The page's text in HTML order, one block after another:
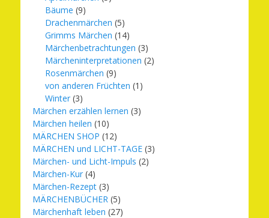
Bäume (9)
Drachenmärchen (5)
Grimms Märchen (14)
Märchenbetrachtungen (3)
Märcheninterpretationen (2)
Rosenmärchen (9)
von anderen Früchten (1)
Winter (3)
Märchen erzählen lernen (3)
Märchen heilen (10)
MÄRCHEN SHOP (12)
MÄRCHEN und LICHT-TAGE (3)
Märchen- und Licht-Impuls (2)
Märchen-Kur (4)
Märchen-Rezept (3)
MÄRCHENBÜCHER (5)
Märchenhaft leben (27)